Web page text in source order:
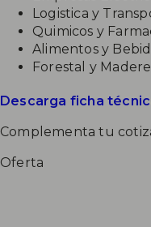
Logistica y
Quimicos y
Alimentos y
Forestal y
Descarga ficha
Complementa tu
Oferta